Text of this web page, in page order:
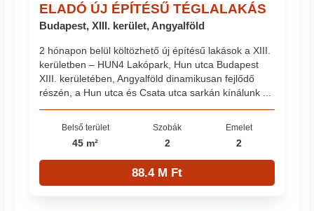
ELADÓ ÚJ ÉPÍTÉSŰ TÉGLALAKÁS
Budapest, XIII. kerület, Angyalföld
2 hónapon belül költözhető új építésű lakások a XIII.
kerületben – HUN4 Lakópark, Hun utca Budapest
XIII. kerületében, Angyalföld dinamikusan fejlődő
részén, a Hun utca és Csata utca sarkán kínálunk ...
Belső terület
45 m²
Szobák
2
Emelet
2
88.4 M Ft